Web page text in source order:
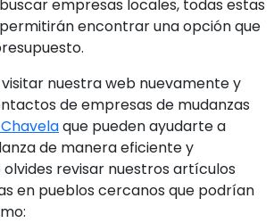
empresas locales, todas estas
encontrar una opción que
nuestra web nuevamente y
de empresas de mudanzas
que pueden ayudarte a
de manera eficiente y
olvides revisar nuestros artículos
en pueblos cercanos que podrían